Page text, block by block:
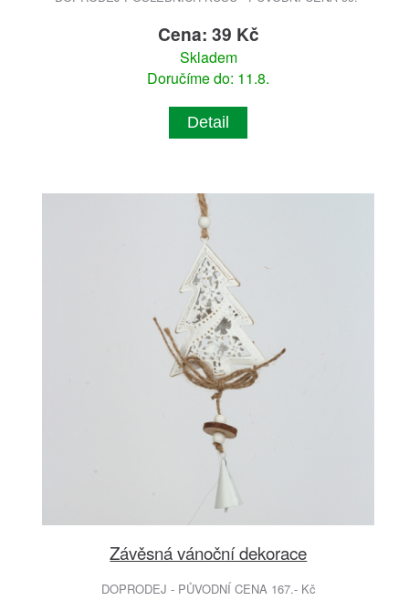
Cena: 39 Kč
Skladem
Doručíme do: 11.8.
Detail
Závěsná vánoční dekorace
DOPRODEJ - PŮVODNÍ CENA 167.- Kč